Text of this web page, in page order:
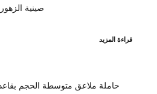
صينية الزهور
قراءة المزيد
حاملة ملاعق متوسطة الحجم